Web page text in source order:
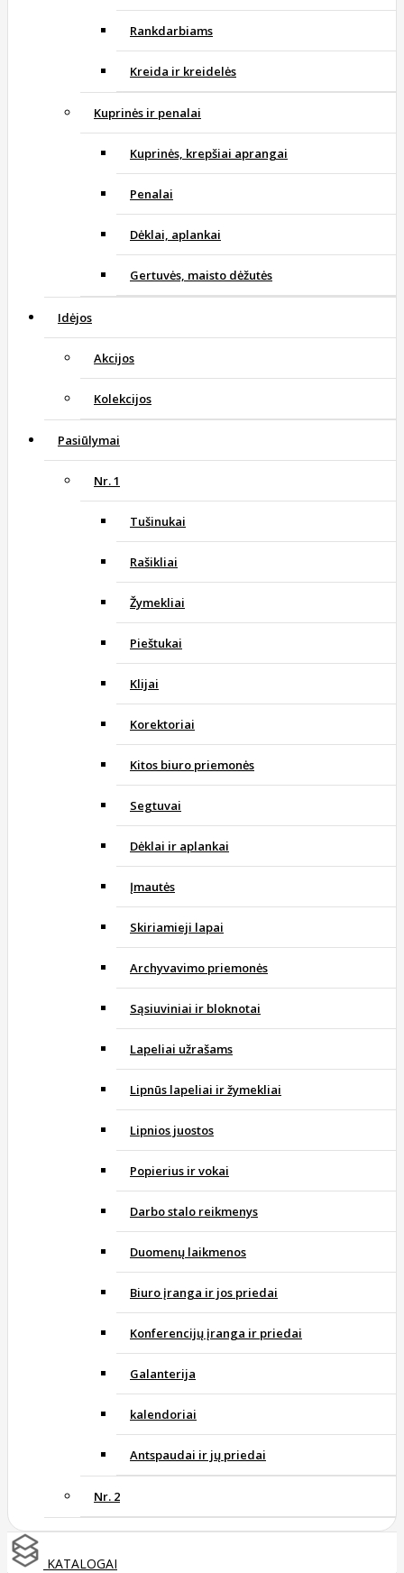
Rankdarbiams
Kreida ir kreidelės
Kuprinės ir penalai
Kuprinės, krepšiai aprangai
Penalai
Dėklai, aplankai
Gertuvės, maisto dėžutės
Idėjos
Akcijos
Kolekcijos
Pasiūlymai
Nr. 1
Tušinukai
Rašikliai
Žymekliai
Pieštukai
Klijai
Korektoriai
Kitos biuro priemonės
Segtuvai
Dėklai ir aplankai
Įmautės
Skiriamieji lapai
Archyvavimo priemonės
Sąsiuviniai ir bloknotai
Lapeliai užrašams
Lipnūs lapeliai ir žymekliai
Lipnios juostos
Popierius ir vokai
Darbo stalo reikmenys
Duomenų laikmenos
Biuro įranga ir jos priedai
Konferencijų įranga ir priedai
Galanterija
kalendoriai
Antspaudai ir jų priedai
Nr. 2
KATALOGAI